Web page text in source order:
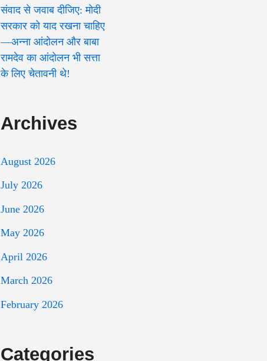
संवाद से जवाब दीजिए: मोदी
सरकार को याद रखना चाहिए
—अन्ना आंदोलन और बाबा
रामदेव का आंदोलन भी सत्ता
के लिए चेतावनी थे!
Archives
August 2026
July 2026
June 2026
May 2026
April 2026
March 2026
February 2026
Categories